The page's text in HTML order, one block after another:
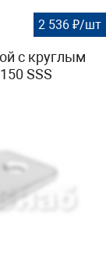
2 536 ₽/шт
с круглым
SSS